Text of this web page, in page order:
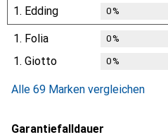
1. Edding 0%
1. Folia 0%
1. Giotto 0%
Alle 69 Marken vergleichen
Garantiefalldauer